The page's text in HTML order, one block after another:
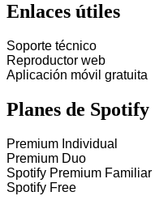
Enlaces útiles
Soporte técnico
Reproductor web
Aplicación móvil gratuita
Planes de Spotify
Premium Individual
Premium Duo
Spotify Premium Familiar
Spotify Free